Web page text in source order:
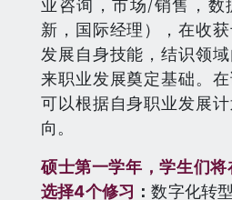
业咨询，市场/销售，数
新，国际经理），在收
发展自身技能，结识领
来职业发展奠定基础。
可以根据自身职业发展
向。
硕士第一学年，学生们
选择4个修习 ：数字化转